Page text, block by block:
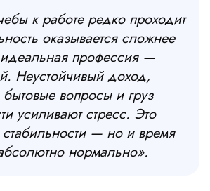
к работе редко проходит
оказывается сложнее
профессия —
Неустойчивый доход,
вопросы и груз
усиливают стресс. Это
— но и время
нормально».